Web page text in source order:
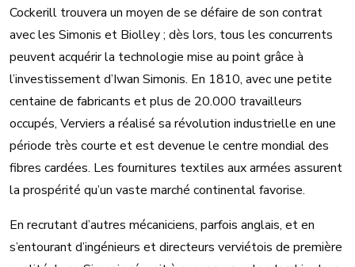
Cockerill trouvera un moyen de se défaire de son contrat
avec les Simonis et Biolley ; dès lors, tous les concurrents
peuvent acquérir la technologie mise au point grâce à
l’investissement d’Iwan Simonis. En 1810, avec une petite
centaine de fabricants et plus de 20.000 travailleurs
occupés, Verviers a réalisé sa révolution industrielle en une
période très courte et est devenue le centre mondial des
fibres cardées. Les fournitures textiles aux armées assurent
la prospérité qu’un vaste marché continental favorise.
En recrutant d’autres mécaniciens, parfois anglais, et en
s’entourant d’ingénieurs et directeurs verviétois de première